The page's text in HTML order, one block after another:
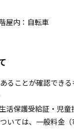
屋内：自転車
ることが確認でき
活保護受給証・児
いては、一般料金（